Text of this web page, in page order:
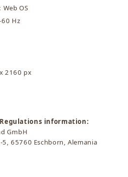
OS
Hz
2160 px
information:
GmbH
65760 Eschborn, Alemania